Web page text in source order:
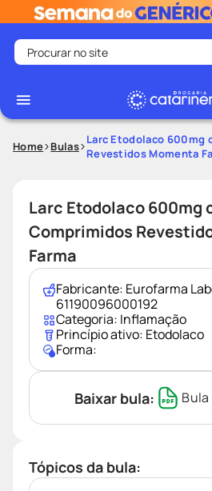
Procurar no site
1
medley
shampoo
5º
ozivy
6º
lenço umedecido
7 º
protetor solar
desodorante
fralda pampers
teste gravidez
Home Bulas Larc Etodolaco 600mg
Revestidos Momenta
Larc Etodolaco 600mg
Comprimidos
Farma
Fabricante: Eurofarma
61190096000192
Categoria: Inflamação
Princípio ativo: Etodolaco
Forma:
Baixar bula:
Tópicos da bula: